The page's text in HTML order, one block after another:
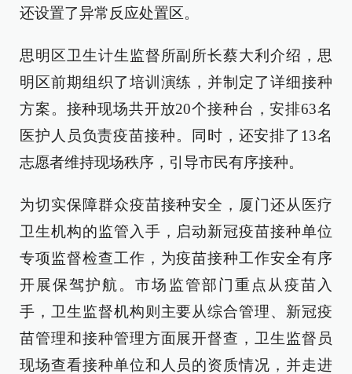
还设置了异常反应处置区。
思明区卫生计生监督所副所长蔡大利介绍，思
明区前期组织了培训演练，并制定了详细接种
方案。接种现场共开放20个接种台，安排63名
医护人员负责疫苗接种。同时，还安排了13名
志愿者维持现场秩序，引导市民有序接种。
为切实保障群众疫苗接种安全，厦门还从医疗
卫生机构的监管入手，启动新冠疫苗接种单位
专项监督检查工作，为疫苗接种工作安全有序
开展保驾护航。市场监管部门重点从疫苗入
手，卫生监督机构则主要从综合管理、新冠疫
苗管理和接种管理方面展开督查，卫生监督员
现场查看接种单位和人员的资质情况，并走进